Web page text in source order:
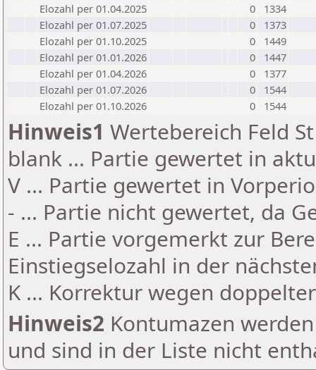
Elozahl per 01.04.2025
0
1334
Elozahl per 01.07.2025
0
1373
Elozahl per 01.10.2025
0
1449
Elozahl per 01.01.2026
0
1447
Elozahl per 01.04.2026
0
1377
Elozahl per 01.07.2026
0
1544
Elozahl per 01.10.2026
0 1544
Hinweis1 Wertebereich Feld
blank ... Partie gewertet in
V ... Partie gewertet in
- ... Partie nicht gewertet, da
E ... Partie vorgemerkt zur
Einstiegselozahl in der
K ... Korrektur wegen
Hinweis2 Kontumazen
und sind in der Liste nicht